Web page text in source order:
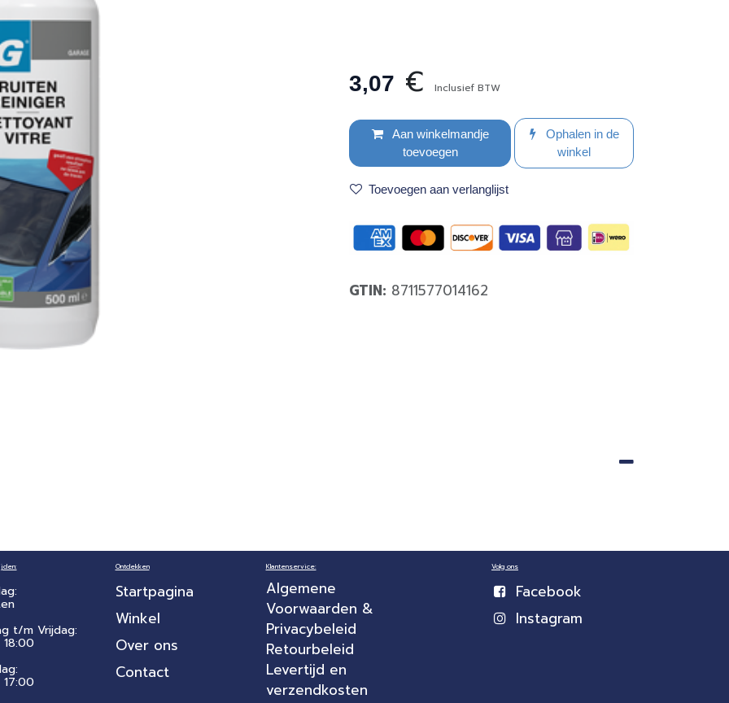
3,07 € Inclusief BTW
Aan winkelmandje
toevoegen
Ophalen in de
winkel
Toevoegen aan verlanglijst
GTIN: 8711577014162
t/m Vrijdag:
Ontdekken
Startpagina
Winkel
Over ons
Contact
Klantenservice:
Algemene
Voorwaarden &
Privacybeleid
Retourbeleid
Levertijd en
verzendkosten
Volg ons
Facebook
Instagram